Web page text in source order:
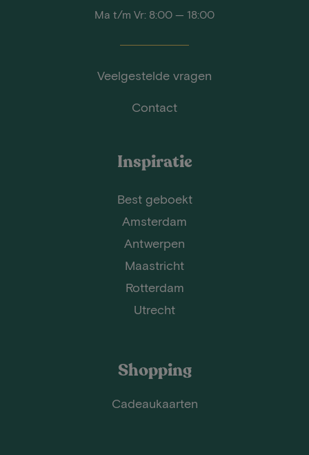
Ma t/m Vr: 8:00 — 18:00
Veelgestelde vragen
Contact
Inspiratie
Best geboekt
Amsterdam
Antwerpen
Maastricht
Rotterdam
Utrecht
Shopping
Cadeaukaarten